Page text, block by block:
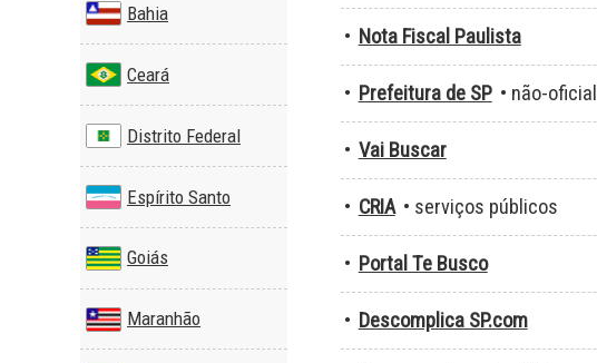
Bahia
Ceará
Distrito Federal
Espírito Santo
Goiás
Maranhão
• Nota Fiscal Paulista
• Prefeitura de SP • não-oficial
• Vai Buscar
• CRIA • serviços públicos
• Portal Te Busco
• Descomplica SP.com